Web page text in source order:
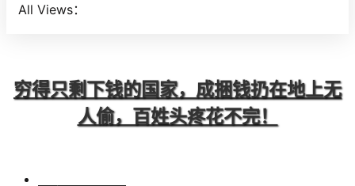
All Views：
穷得只剩下钱的国家，成捆钱扔在地上无
人偷，百姓头疼花不完！